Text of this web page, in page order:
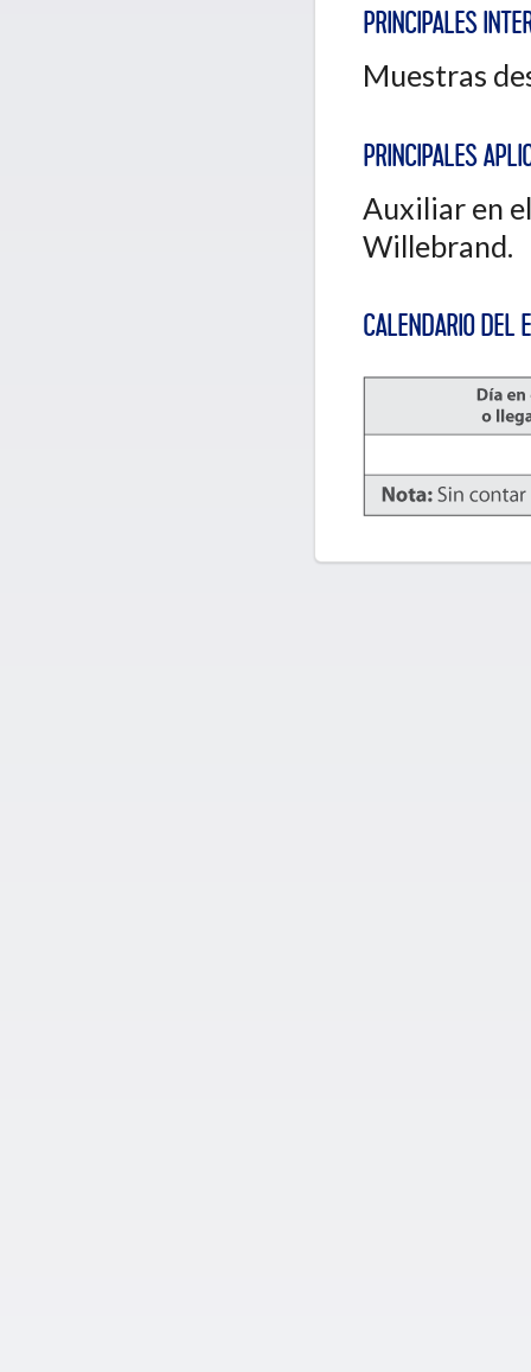
PRINCIPALES
Muestras
PRINCIPALES
Auxiliar en
Willebrand.
CALENDARIO DEL